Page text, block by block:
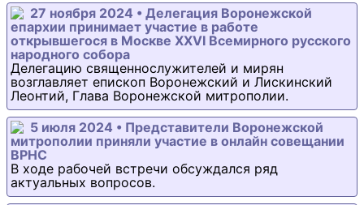
27 ноября 2024 • Делегация Воронежской
епархии принимает участие в работе
открывшегося в Москве XXVI Всемирного русского
народного собора
Делегацию священнослужителей и мирян
возглавляет епископ Воронежский и Лискинский
Леонтий, Глава Воронежской митрополии.
5 июля 2024 • Представители Воронежской
митрополии приняли участие в онлайн совещании
ВРНС
В ходе рабочей встречи обсуждался ряд
актуальных вопросов.